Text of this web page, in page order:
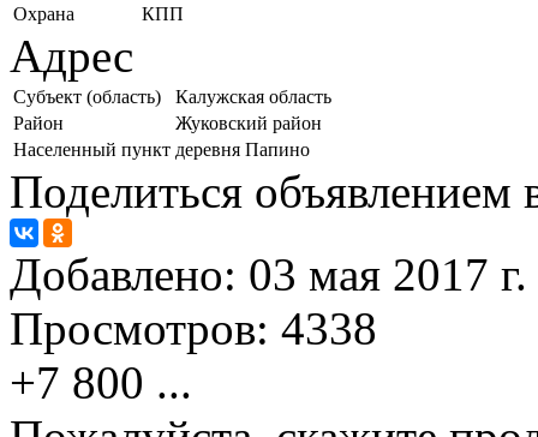
Охрана
КПП
Адрес
Субъект (область)
Калужская область
Район
Жуковский район
Населенный пункт деревня Папино
Поделиться объявлением
Добавлено: 03 мая 2017 г.
Просмотров: 4338
+7 800 ...